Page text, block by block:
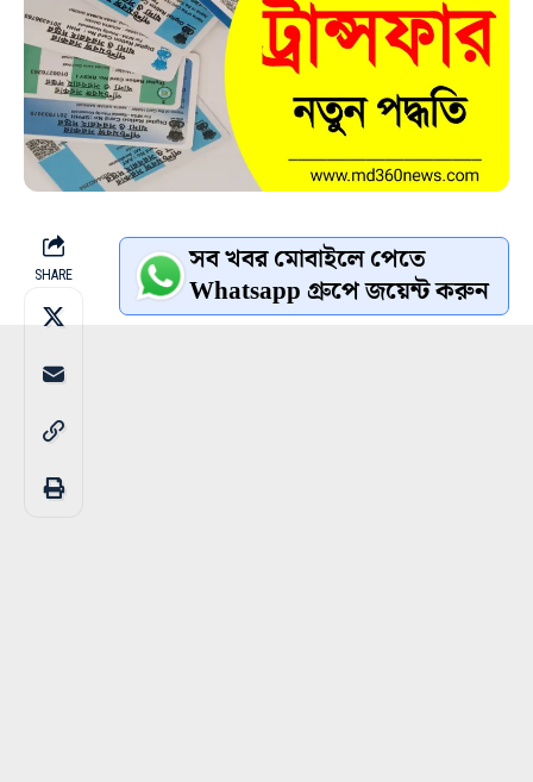
SHARE সব খবর মোবাইলে পেতে
Whatsapp গ্রুপে জয়েন্ট করুন